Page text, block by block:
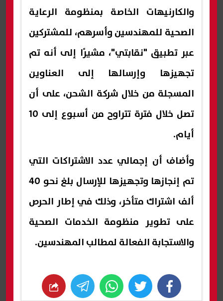
والكارنيهات الخاصة بمنظومة الرعاية
الصحية للمهندسين وأسرهم، للمشتركين
عبر تطبيق "نقابتي"، مشيرًا إلى أنه تم
تجهيزها وإرسالها إلى العناوين
المسجلة من خلال شركة الشحن، على أن
تصل خلال فترة تتراوح من أسبوع إلى 10
أيام.
وأضاف أن إجمالي عدد الاشتراكات التي
تم إنجازها وتجهيزها للإرسال بلغ نحو 40
ألف اشتراك متأخر، وذلك في إطار الحرص
على تطوير منظومة الخدمات الصحية
والاستجابة الفعالة لمطالب المهندسين.
facebook
twitter
whats